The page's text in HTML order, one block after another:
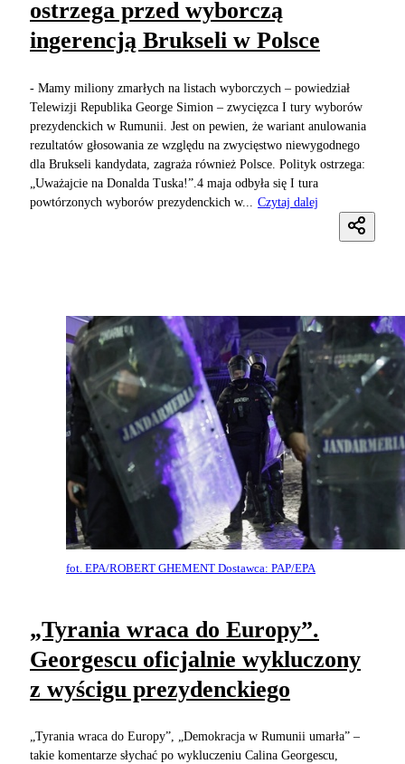
ostrzega przed wyborczą
ingerencją Brukseli w Polsce
- Mamy miliony zmarłych na listach wyborczych – powiedział
Telewizji Republika George Simion – zwycięzca I tury wyborów
prezydenckich w Rumunii. Jest on pewien, że wariant anulowania
rezultatów głosowania ze względu na zwycięstwo niewygodnego
dla Brukseli kandydata, zagraża również Polsce. Polityk ostrzega:
„Uważajcie na Donalda Tuska!”.4 maja odbyła się I tura
powtórzonych wyborów prezydenckich w...
Czytaj dalej
fot. EPA/ROBERT GHEMENT Dostawca: PAP/EPA
„Tyrania wraca do Europy”.
Georgescu oficjalnie wykluczony
z wyścigu prezydenckiego
„Tyrania wraca do Europy”, „Demokracja w Rumunii umarła” –
takie komentarze słychać po wykluczeniu Calina Georgescu,